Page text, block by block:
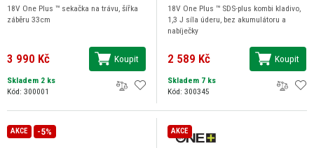
18V One Plus ™ sekačka na trávu, šířka
záběru 33cm
3 990 Kč Koupit
Skladem 2 ks
Kód: 300001
18V One Plus ™ SDS-plus kombi kladivo,
1,3 J síla úderu, bez akumulátoru a
nabíječky
2 589 Kč Koupit
Skladem 7 ks
Kód: 300345
AKCE -5% AKCE